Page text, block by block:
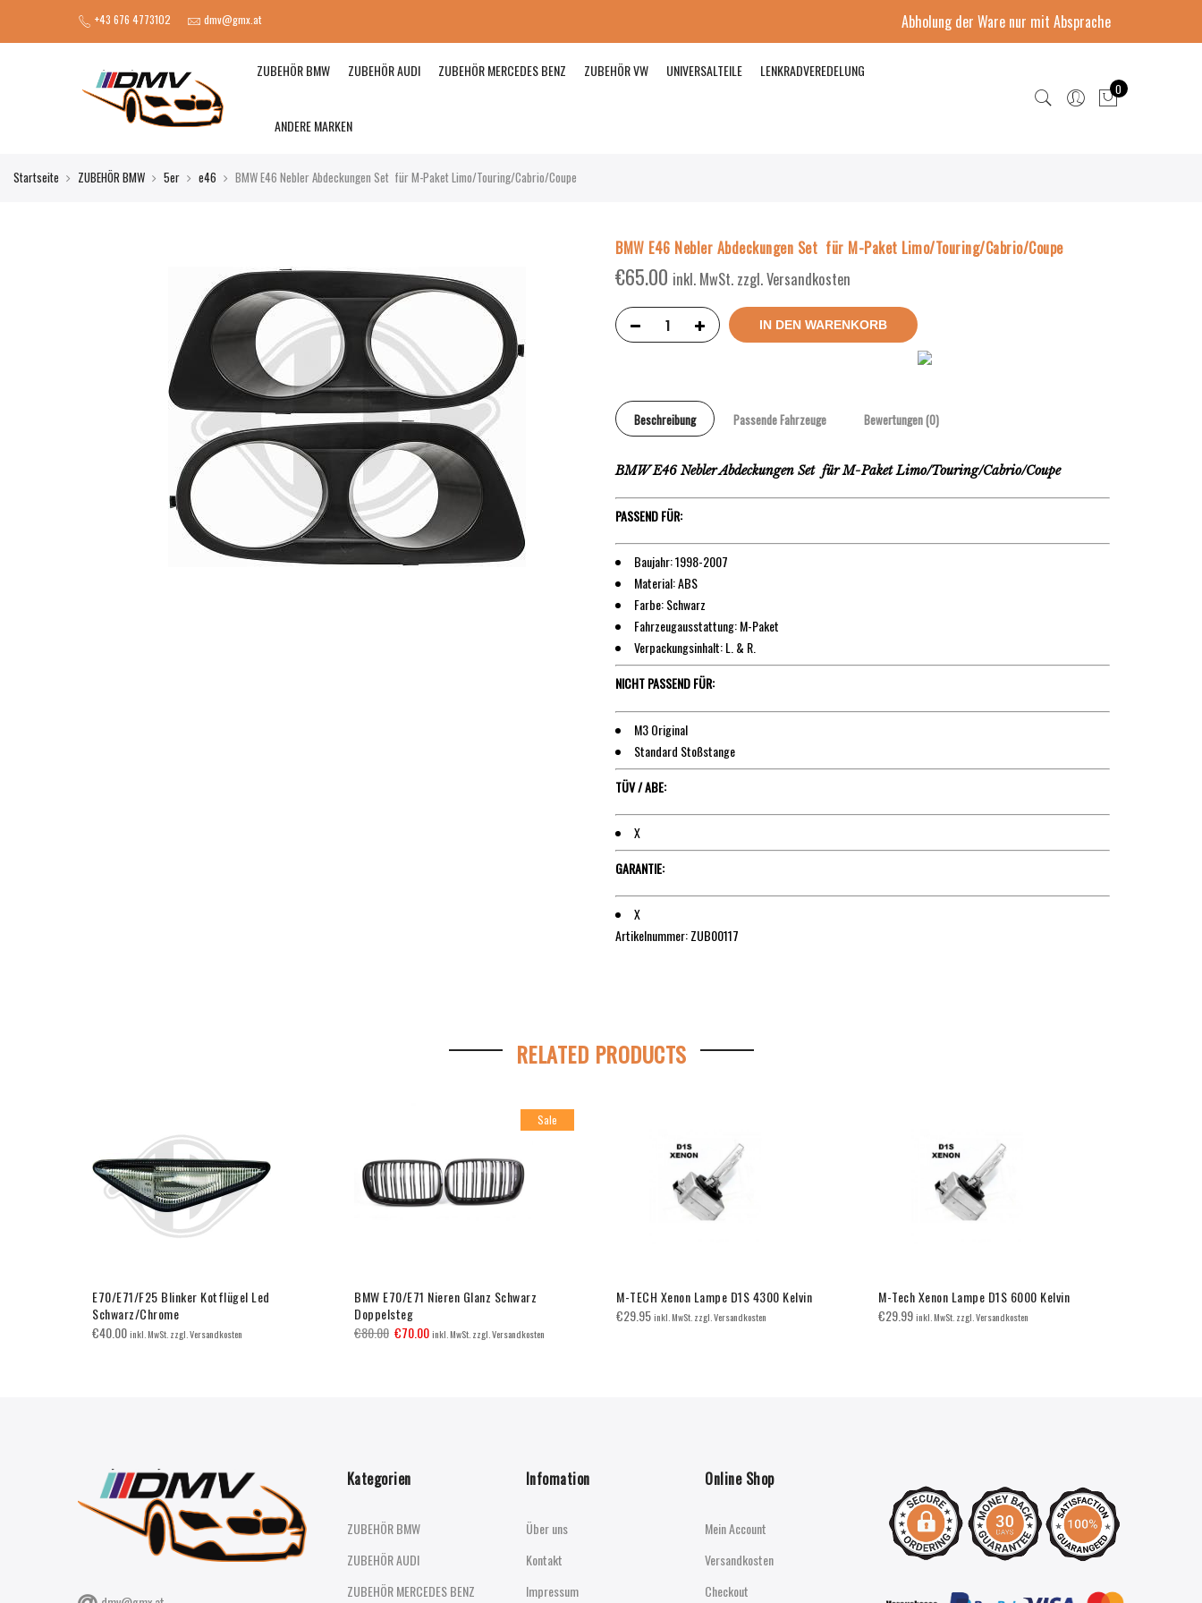
+43 676 4773102 dmv@gmx.at Abholung der Ware nur mit Absprache
ZUBEHÖR BMW ZUBEHÖR AUDI ZUBEHÖR MERCEDES BENZ ZUBEHÖR VW UNIVERSALTEILE LENKRADVEREDELUNG
ANDERE MARKEN
0
Startseite ZUBEHÖR BMW 5er e46 BMW E46 Nebler Abdeckungen Set für M-Paket Limo/Touring/Cabrio/Coupe
BMW E46 Nebler Abdeckungen Set für M-Paket Limo/Touring/Cabrio/Coupe
€65.00 inkl. MwSt. zzgl. Versandkosten
IN DEN WARENKORB
Beschreibung Passende Fahrzeuge Bewertungen (0)
BMW E46 Nebler Abdeckungen Set für M-Paket Limo/Touring/Cabrio/Coupe
PASSEND FÜR:
Baujahr: 1998-2007
Material: ABS
Farbe: Schwarz
Fahrzeugausstattung: M-Paket
Verpackungsinhalt: L. & R.
NICHT PASSEND FÜR:
M3 Original
Standard Stoßstange
TÜV / ABE:
X
GARANTIE:
X
Artikelnummer: ZUB00117
RELATED PRODUCTS
E70/E71/F25 Blinker Kotflügel Led
Schwarz/Chrome
€40.00inkl. MwSt. zzgl. Versandkosten
Sale
BMW E70/E71 Nieren Glanz Schwarz
Doppelsteg
€80.00 €70.00inkl. MwSt. zzgl. Versandkosten
M-TECH Xenon Lampe D1S 4300 Kelvin
€29.95inkl. MwSt. zzgl. Versandkosten
M-Tech Xenon Lampe D1S 6000 Kelvin
€29.99inkl. MwSt. zzgl. Versandkosten
Kategorien
ZUBEHÖR BMW
ZUBEHÖR AUDI
ZUBEHÖR MERCEDES BENZ
Infomation
Über uns
Kontakt
Impressum
Online Shop
Mein Account
Versandkosten
Checkout